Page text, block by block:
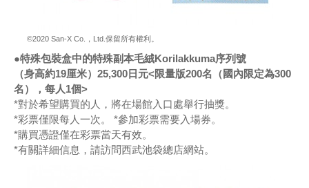
©2020 San-X Co.，Ltd.保留所有權利。
●特殊包裝盒中的特殊副本毛絨Korilakkuma序列號
（身高約19厘米）25,300日元<限量版200名（國內限定為300
名），每人1個>
*對於希望購買的人，將在場館入口處舉行抽獎。
*彩票僅限每人一次。 *參加彩票需要入場券。
*購買憑證僅在彩票當天有效。
*有關詳細信息，請訪問西武池袋總店網站。